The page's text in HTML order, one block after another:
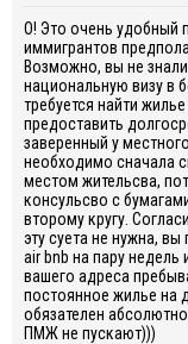
О! Это очень удобный
иммигрантов
Возможно, вы не
национальную визу в
требуется найти
предоставить
заверенный у
необходимо сначала
местом жительсва,
консульсво с
второму кругу.
эту суета не нужна,
air bnb на пару недель
вашего адреса
постоянное жилье на
обязателен
ПМЖ не пускают)))